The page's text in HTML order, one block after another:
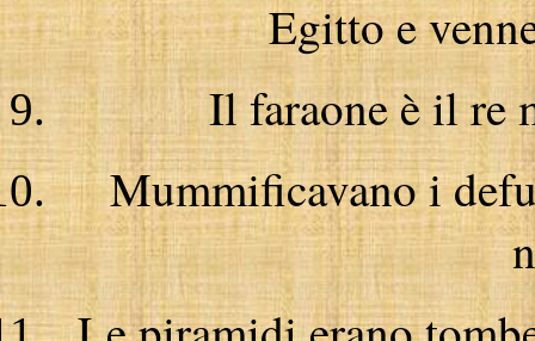
Egitto e
Il faraone è il re
Mummificavano i